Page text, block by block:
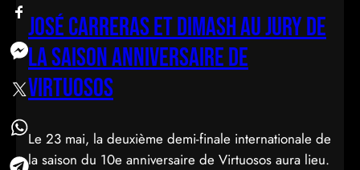
José Carreras et Dimash au jury de
la saison anniversaire de
Virtuosos
Le 23 mai, la deuxième demi-finale internationale de
la saison du 10e anniversaire de Virtuosos aura lieu.